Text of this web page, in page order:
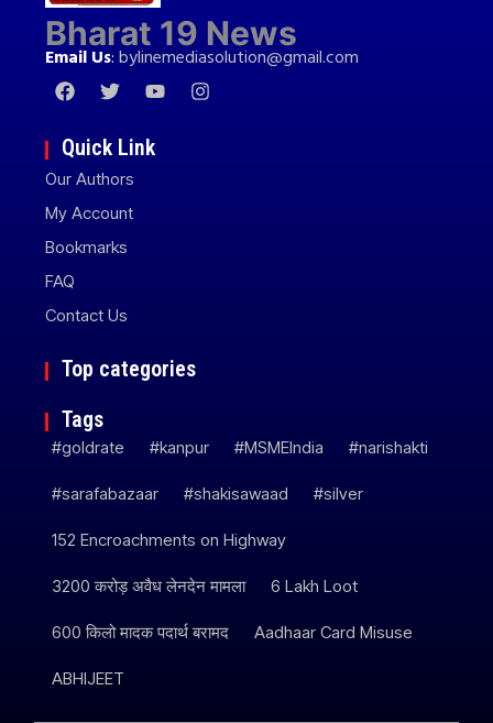
Bharat 19 News
Email Us:bylinemediasolution@gmail.com
Quick Link
Our Authors
My Account
Bookmarks
FAQ
Contact Us
Top categories
Tags
#goldrate #kanpur #MSMEIndia #narishakti
#sarafabazaar #shakisawaad #silver
152 Encroachments on Highway
3200 करोड़ अवैध लेनदेन मामला 6 Lakh Loot
600 किलो मादक पदार्थ बरामद Aadhaar Card Misuse
ABHIJEET